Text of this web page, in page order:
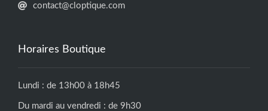
contact@cloptique.com
Horaires Boutique
Lundi : de 13h00 à 18h45
Du mardi au vendredi : de 9h30